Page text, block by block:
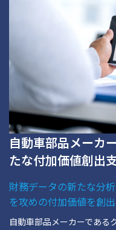
自動車部品メーカ
たな付加価値創出
財務データの新たな分
を攻めの付加価値を創
自動車部品メーカーである